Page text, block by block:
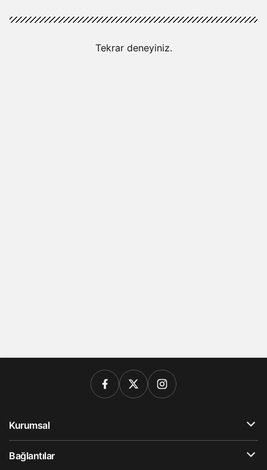
Tekrar deneyiniz.
Kurumsal
Bağlantılar